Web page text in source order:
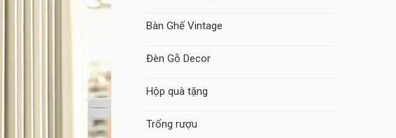
Bàn Ghế Vintage
Đèn Gỗ Decor
Hộp quà tặng
Trống rượu